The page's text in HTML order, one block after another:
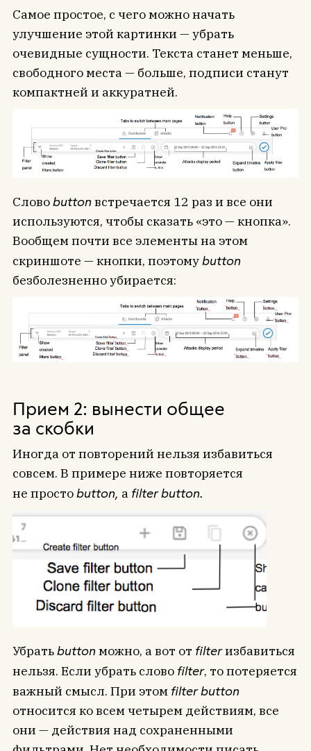
Самое простое, с чего можно начать
улучшение этой картинки — убрать
очевидные сущности. Текста станет меньше,
свободного места — больше, подписи станут
компактней и аккуратней.
Слово button встречается 12 раз и все они
используются, чтобы сказать «это — кнопка».
Вообщем почти все элементы на этом
скриншоте — кнопки, поэтому button
безболезненно убирается:
Прием 2: вынести общее
за скобки
Иногда от повторений нельзя избавиться
совсем. В примере ниже повторяется
не просто button, а filter button.
Убрать button можно, а вот от filterизбавиться
нельзя. Если убрать слово filter, то потеряется
важный смысл. При этом filter button
относится ко всем четырем действиям, все
они — действия над сохраненными